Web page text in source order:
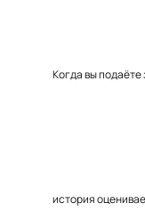
Когда вы подаёте
история